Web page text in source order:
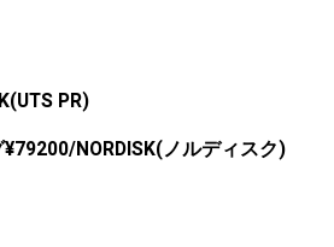
PR)
NORDISK(ノルディスク)